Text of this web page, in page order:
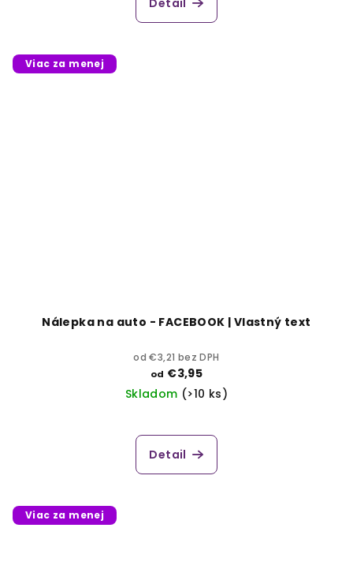
Detail
Viac za menej
Nálepka na auto - FACEBOOK | Vlastný text
od €3,21 bez DPH
od €3,95
Skladom (>10 ks)
Detail
Viac za menej